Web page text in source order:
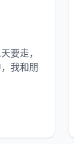
要走，
我和朋